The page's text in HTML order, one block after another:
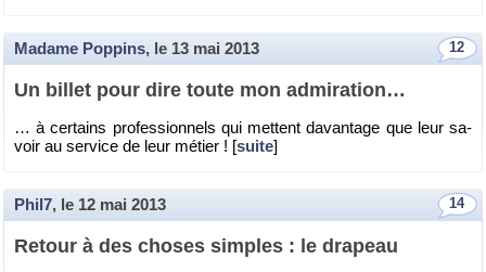
12
Madame Poppins, le 13 mai 2013
Un billet pour dire toute mon ad­mi­ra­tion…
… à cer­tains pro­fes­sion­nels qui mettent da­van­tage que leur sa­
voir au ser­vice de leur mé­tier ! [suite]
14
Phil7, le 12 mai 2013
Re­tour à des choses simples : le dra­peau